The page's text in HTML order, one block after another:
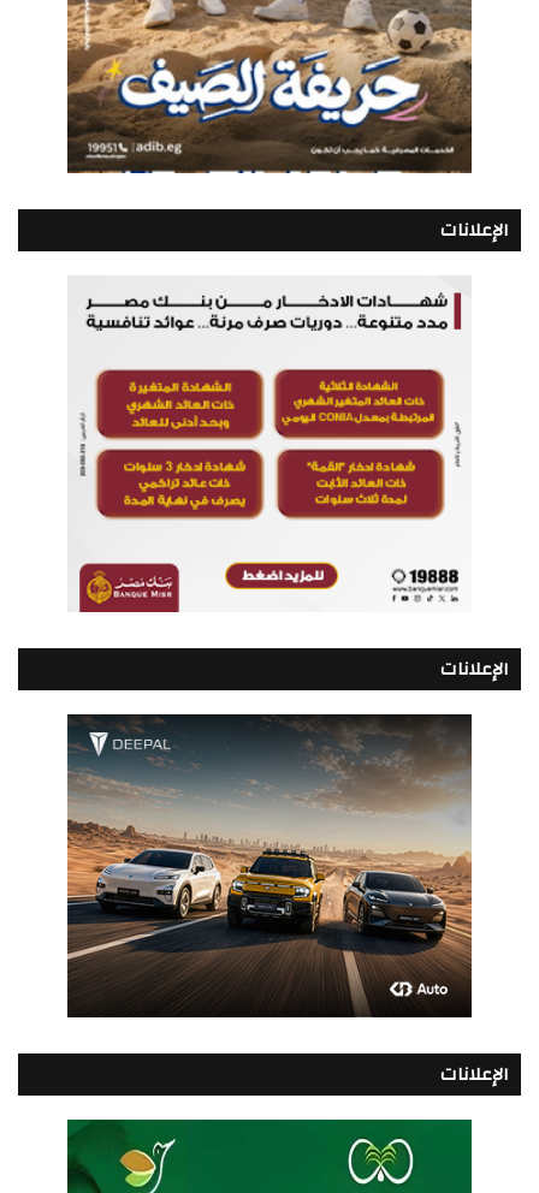
الإعلانات
الإعلانات
الإعلانات